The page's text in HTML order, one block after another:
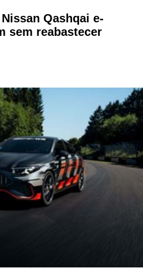
Qashqai e-
sem reabastecer